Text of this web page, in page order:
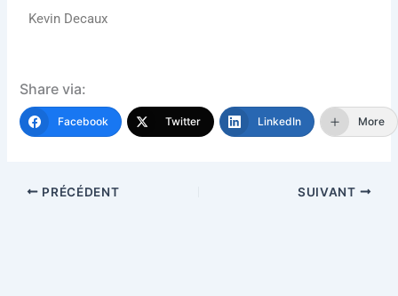
Kevin Decaux
Share via:
Facebook Twitter LinkedIn More
PRÉCÉDENT SUIVANT